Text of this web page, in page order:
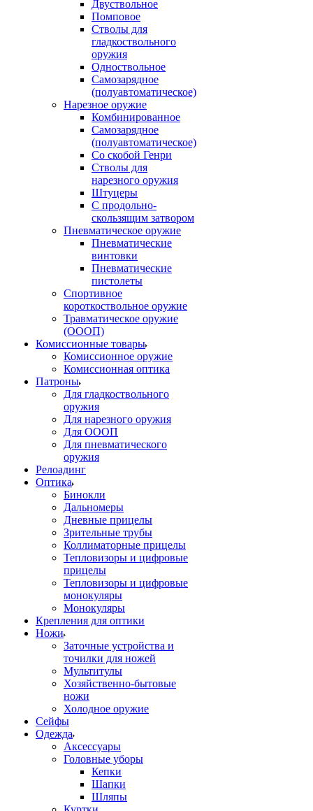
Двуствольное
Помповое
Стволы для
гладкоствольного
оружия
Одноствольное
Самозарядное
(полуавтоматическое)
Нарезное оружие
Комбинированное
Самозарядное
(полуавтоматическое)
Со скобой Генри
Стволы для
нарезного оружия
Штуцеры
С продольно-
скользящим затвором
Пневматическое оружие
Пневматические
винтовки
Пневматические
пистолеты
Спортивное
короткоствольное оружие
Травматическое оружие
(ОООП)
Комиссионные товары
Комиссионное оружие
Комиссионная оптика
Патроны
Для гладкоствольного
оружия
Для нарезного оружия
Для ОООП
Для пневматического
оружия
Релоадинг
Оптика
Бинокли
Дальномеры
Дневные прицелы
Зрительные трубы
Коллиматорные прицелы
Тепловизоры и цифровые
прицелы
Тепловизоры и цифровые
монокуляры
Монокуляры
Крепления для оптики
Ножи
Заточные устройства и
точилки для ножей
Мультитулы
Хозяйственно-бытовые
ножи
Холодное оружие
Сейфы
Одежда
Аксессуары
Головные уборы
Кепки
Шапки
Шляпы